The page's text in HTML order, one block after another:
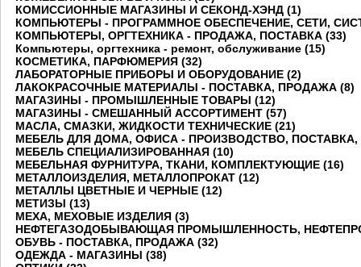
КОМИССИОННЫЕ МАГАЗИНЫ И СЕКОНД-ХЭНД (1)
КОМПЬЮТЕРЫ - ПРОГРАММНОЕ ОБЕСПЕЧЕНИЕ, СЕТИ,
КОМПЬЮТЕРЫ, ОРГТЕХНИКА - ПРОДАЖА, ПОСТАВКА (33)
Компьютеры, оргтехника - ремонт, обслуживание (15)
КОСМЕТИКА, ПАРФЮМЕРИЯ (32)
ЛАБОРАТОРНЫЕ ПРИБОРЫ И ОБОРУДОВАНИЕ (2)
ЛАКОКРАСОЧНЫЕ МАТЕРИАЛЫ - ПОСТАВКА, ПРОДАЖА (8)
МАГАЗИНЫ - ПРОМЫШЛЕННЫЕ ТОВАРЫ (12)
МАГАЗИНЫ - СМЕШАННЫЙ АССОРТИМЕНТ (57)
МАСЛА, СМАЗКИ, ЖИДКОСТИ ТЕХНИЧЕСКИЕ (21)
МЕБЕЛЬ ДЛЯ ДОМА, ОФИСА - ПРОИЗВОДСТВО, ПОСТАВКА,
МЕБЕЛЬ СПЕЦИАЛИЗИРОВАННАЯ (10)
МЕБЕЛЬНАЯ ФУРНИТУРА, ТКАНИ, КОМПЛЕКТУЮЩИЕ (16)
МЕТАЛЛОИЗДЕЛИЯ, МЕТАЛЛОПРОКАТ (12)
МЕТАЛЛЫ ЦВЕТНЫЕ И ЧЕРНЫЕ (12)
МЕТИЗЫ (13)
МЕХА, МЕХОВЫЕ ИЗДЕЛИЯ (3)
НЕФТЕГАЗОДОБЫВАЮЩАЯ ПРОМЫШЛЕННОСТЬ,
ОБУВЬ - ПОСТАВКА, ПРОДАЖА (32)
ОДЕЖДА - МАГАЗИНЫ (38)